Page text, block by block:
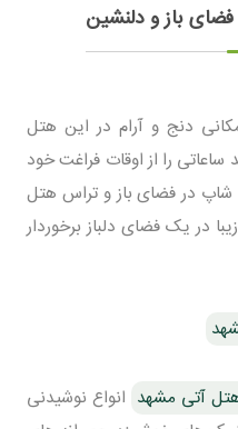
باز و دلنشین
دنج و آرام در این هتل
را از اوقات فراغت خود
شاپ در فضای باز و تراس هتل
در یک فضای دلباز برخوردار
آتی مشهد انواع نوشیدنی